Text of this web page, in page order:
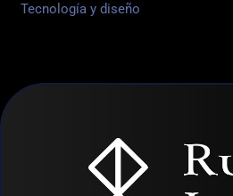
Tecnología y diseño